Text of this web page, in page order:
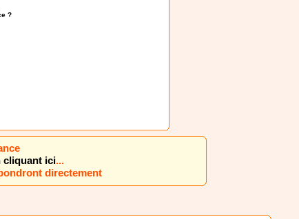
?
cliquant ici...
directement